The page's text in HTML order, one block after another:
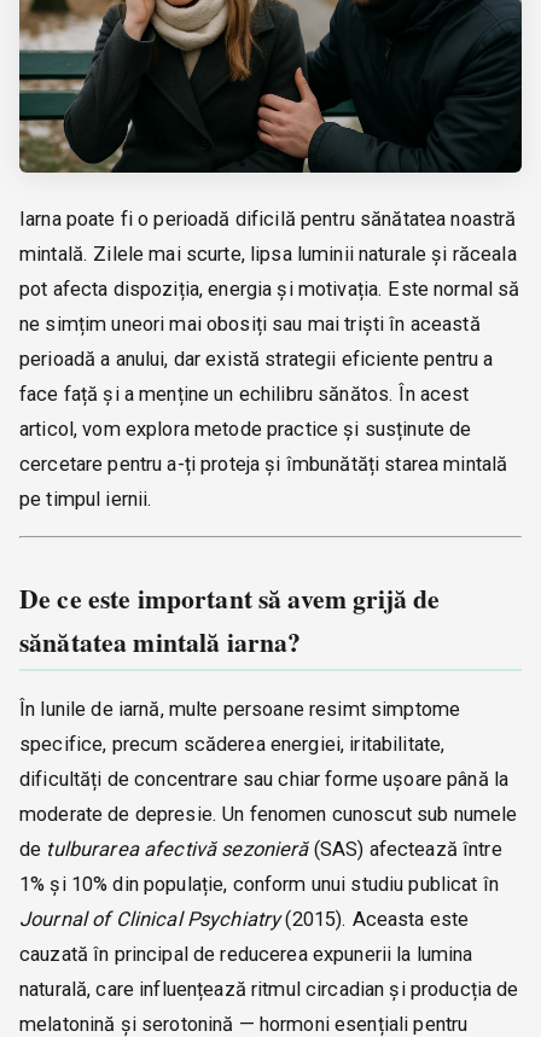
Iarna poate fi o perioadă dificilă pentru sănătatea noastră
mintală. Zilele mai scurte, lipsa luminii naturale și răceala
pot afecta dispoziția, energia și motivația. Este normal să
ne simțim uneori mai obosiți sau mai triști în această
perioadă a anului, dar există strategii eficiente pentru a
face față și a menține un echilibru sănătos. În acest
articol, vom explora metode practice și susținute de
cercetare pentru a-ți proteja și îmbunătăți starea mintală
pe timpul iernii.
De ce este important să avem grijă de
sănătatea mintală iarna?
În lunile de iarnă, multe persoane resimt simptome
specifice, precum scăderea energiei, iritabilitate,
dificultăți de concentrare sau chiar forme ușoare până la
moderate de depresie. Un fenomen cunoscut sub numele
de tulburarea afectivă sezonieră(SAS) afectează între
1% și 10% din populație, conform unui studiu publicat în
Journal of Clinical Psychiatry(2015). Aceasta este
cauzată în principal de reducerea expunerii la lumina
naturală, care influențează ritmul circadian și producția de
melatonină și serotonină — hormoni esențiali pentru